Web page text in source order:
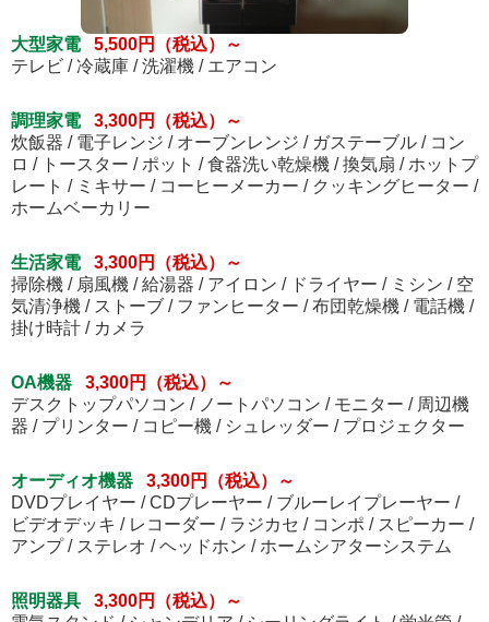
大型家電
5,500円（税込）～
テレビ / 冷蔵庫 / 洗濯機 / エアコン
調理家電
3,300円（税込）～
炊飯器 / 電子レンジ / オーブンレンジ / ガステーブル / コン
ロ / トースター / ポット / 食器洗い乾燥機 / 換気扇 / ホットプ
レート / ミキサー / コーヒーメーカー / クッキングヒーター /
ホームベーカリー
生活家電
3,300円（税込）～
掃除機 / 扇風機 / 給湯器 / アイロン / ドライヤー / ミシン / 空
気清浄機 / ストーブ / ファンヒーター / 布団乾燥機 / 電話機 /
掛け時計 / カメラ
OA機器
3,300円（税込）～
デスクトップパソコン / ノートパソコン / モニター / 周辺機
器 / プリンター / コピー機 / シュレッダー / プロジェクター
オーディオ機器
3,300円（税込）～
DVDプレイヤー / CDプレーヤー / ブルーレイプレーヤー /
ビデオデッキ / レコーダー / ラジカセ / コンポ / スピーカー /
アンプ / ステレオ / ヘッドホン / ホームシアターシステム
照明器具
3,300円（税込）～